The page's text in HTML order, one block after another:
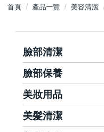
首頁 產品一覽 美容清潔
臉部清潔
臉部保養
美妝用品
美髮清潔